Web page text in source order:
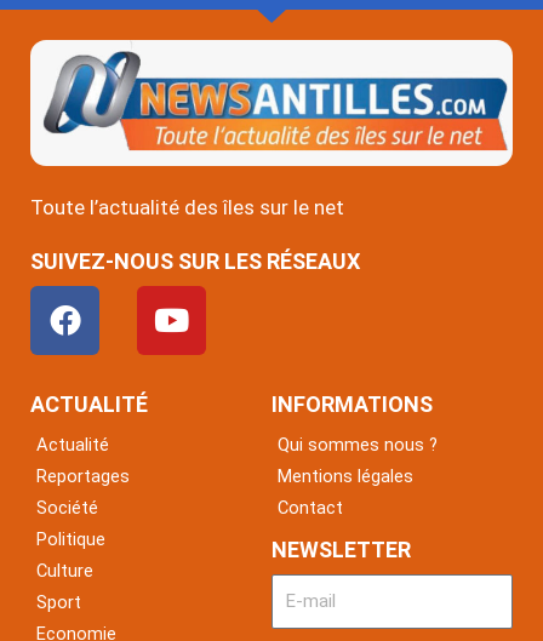
Toute l’actualité des îles sur le net
SUIVEZ-NOUS SUR LES RÉSEAUX
F
a
c
e
o
o
k
Y
o
u
ACTUALITÉ
Actualité
Reportages
Société
Politique
Culture
Sport
Economie
INFORMATIONS
Qui sommes nous ?
Mentions légales
Contact
NEWSLETTER